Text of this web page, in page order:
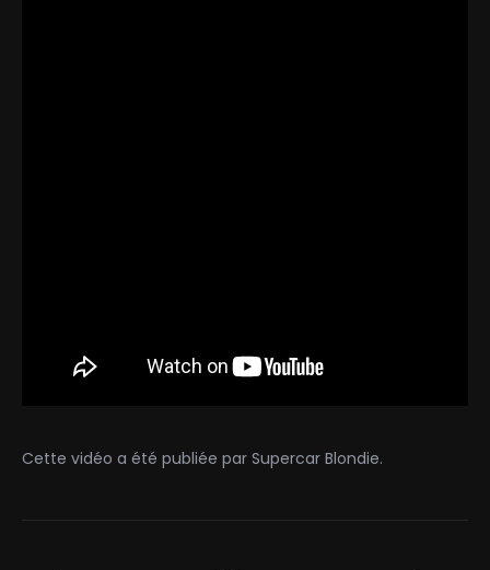
Cette vidéo a été publiée par Supercar Blondie.